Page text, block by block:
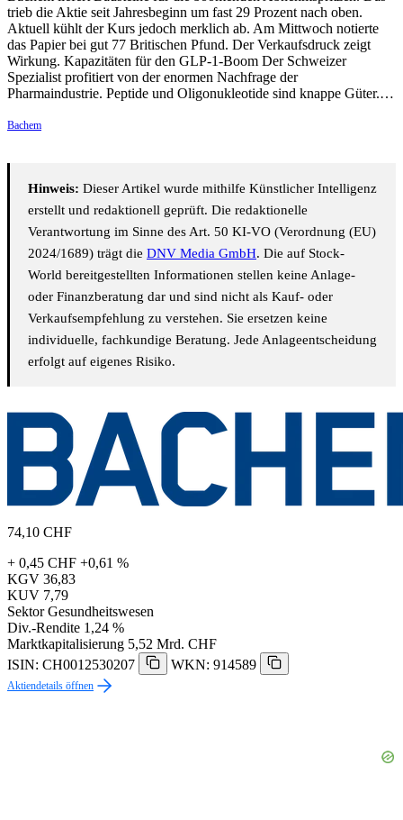
trieb die Aktie seit Jahresbeginn um fast 29 Prozent nach oben.
Aktuell kühlt der Kurs jedoch merklich ab. Am Mittwoch notierte
das Papier bei gut 77 Britischen Pfund. Der Verkaufsdruck zeigt
Wirkung. Kapazitäten für den GLP-1-Boom Der Schweizer
Spezialist profitiert von der enormen Nachfrage der
Pharmaindustrie. Peptide und Oligonukleotide sind knappe Güter.…
Bachem
Hinweis: Dieser Artikel wurde mithilfe Künstlicher Intelligenz
erstellt und redaktionell geprüft. Die redaktionelle
Verantwortung im Sinne des Art. 50 KI-VO (Verordnung (EU)
2024/1689) trägt die DNV Media GmbH. Die auf Stock-
World bereitgestellten Informationen stellen keine Anlage-
oder Finanzberatung dar und sind nicht als Kauf- oder
Verkaufsempfehlung zu verstehen. Sie ersetzen keine
individuelle, fachkundige Beratung. Jede Anlageentscheidung
erfolgt auf eigenes Risiko.
74,10 CHF
+ 0,45 CHF +0,61 %
KGV 36,83
KUV 7,79
Sektor Gesundheitswesen
Div.-Rendite 1,24 %
Marktkapitalisierung 5,52 Mrd. CHF
ISIN: CH0012530207
WKN: 914589
Aktiendetails öffnen